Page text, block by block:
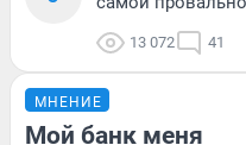
13 072 41
МНЕНИЕ
Мой банк меня